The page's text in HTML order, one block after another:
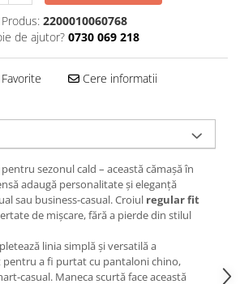
2200010060768
de ajutor? 0730 069 218
Cere informatii
sezonul cald – această cămașă în
adaugă personalitate și eleganţă
sau business-casual. Croiul regular fit
de mişcare, fără a pierde din stilul
linia simplă și versatilă a
pentru a fi purtat cu pantaloni chino,
casual. Maneca scurtă face această